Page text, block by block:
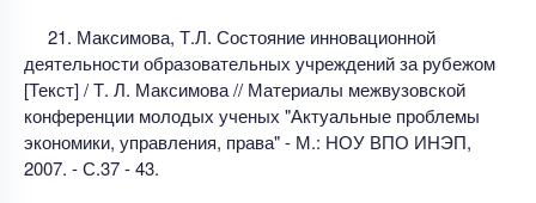
21. Максимова, Т.Л. Состояние инновационной
деятельности образовательных учреждений за рубежом
[Текст] / Т. Л. Максимова // Материалы межвузовской
конференции молодых ученых "Актуальные проблемы
экономики, управления, права" - М.: НОУ ВПО ИНЭП,
2007. - С.37 - 43.